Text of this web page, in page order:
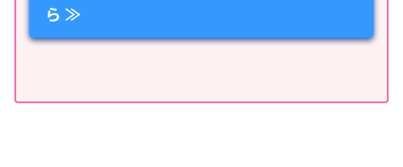
ら ≫